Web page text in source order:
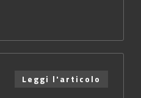
Leggi l'articolo